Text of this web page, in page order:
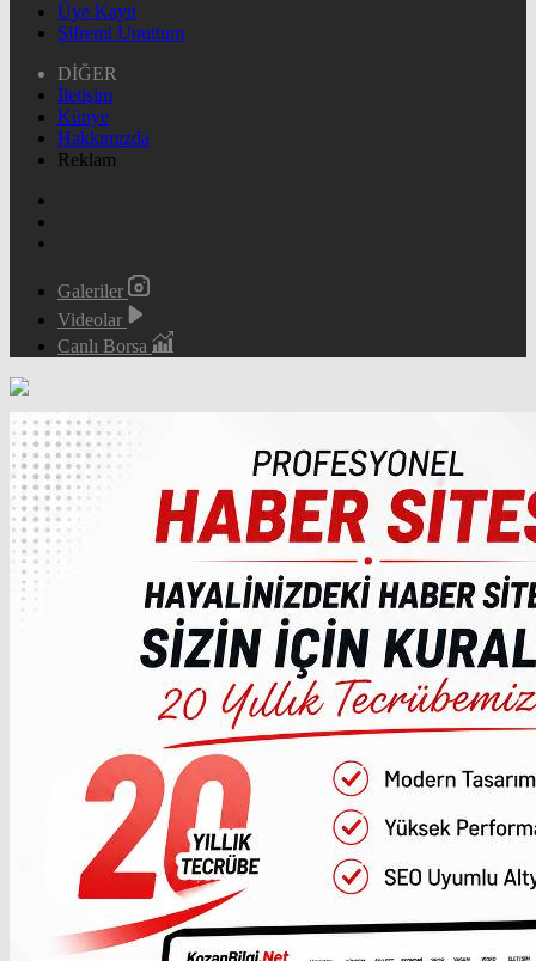
Üye Kayıt
Şifremi Unuttum
DİĞER
İletişim
Künye
Hakkımızda
Reklam
Galeriler
Videolar
Canlı Borsa